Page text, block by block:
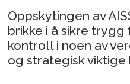
Oppskytingen av
brikke i å sikre
kontroll i noen av
og strategisk viktige